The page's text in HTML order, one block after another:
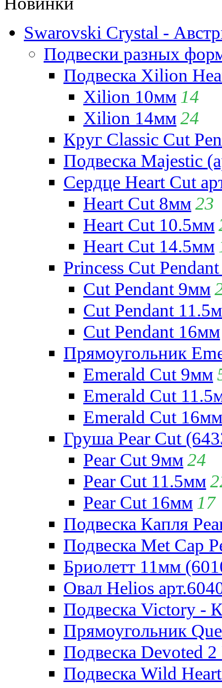
Swarovski Crystal -
Подвески разных
Подвеска Xilion
Xilion 10мм 14
Xilion 14мм24
Круг Classic Cut
Подвеска Majestic
Сердце Heart Cut
Heart Cut 8мм23
Heart Cut 10.5мм
Heart Cut 14.5мм
Princess Cut
Cut Pendant 9мм
Cut Pendant
Cut Pendant 16мм
Прямоугольник
Emerald Cut 9мм
Emerald Cut
Emerald Cut 16мм
Груша Pear Cut
Pear Cut 9мм24
Pear Cut 11.5мм
Pear Cut 16мм 17
Подвеска Капля
Подвеска Met Cap
Бриолетт 11мм
Овал Helios
Подвеска Victory -
Прямоугольник
Подвеска Devoted
Подвеска Wild